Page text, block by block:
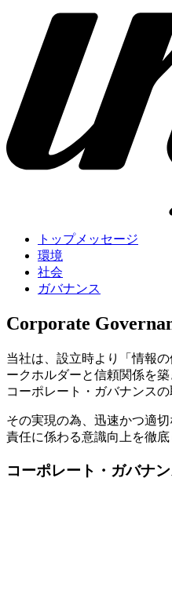
トップメッセージ
環境
社会
ガバナンス
Corporate
当社は、設立時より「情報
ークホルダーと信頼関係を
コーポレート・ガバナンス
その実現の為、迅速かつ適
責任に係わる意識向上を徹
コーポレート・ガバナ